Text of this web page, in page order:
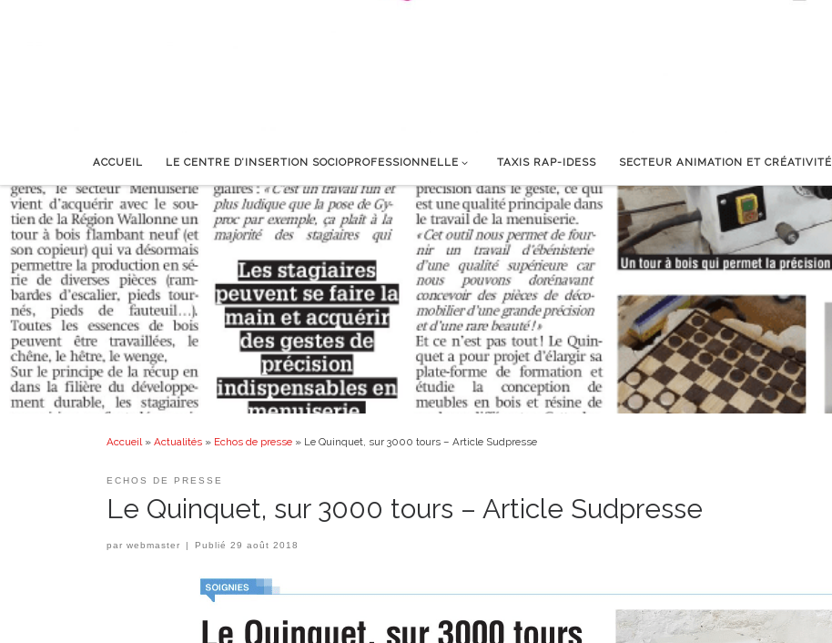
ACCUEIL LE CENTRE D’INSERTION SOCIOPROFESSIONNELLE TAXIS RAP-IDESS SECTEUR ANIMATION ET CRÉATIVITÉ
Accueil » Actualités » Echos de presse » Le Quinquet, sur 3000 tours – Article Sudpresse
ECHOS DE PRESSE
Le Quinquet, sur 3000 tours – Article Sudpresse
par webmaster | Publié29 août 2018